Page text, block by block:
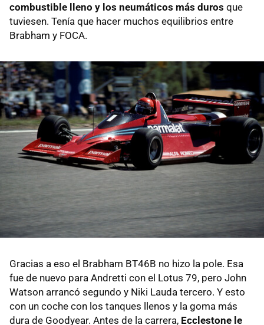
combustible lleno y los neumáticos más duros que
tuviesen. Tenía que hacer muchos equilibrios entre
Brabham y FOCA.
Gracias a eso el Brabham BT46B no hizo la pole. Esa
fue de nuevo para Andretti con el Lotus 79, pero John
Watson arrancó segundo y Niki Lauda tercero. Y esto
con un coche con los tanques llenos y la goma más
dura de Goodyear. Antes de la carrera, Ecclestone le